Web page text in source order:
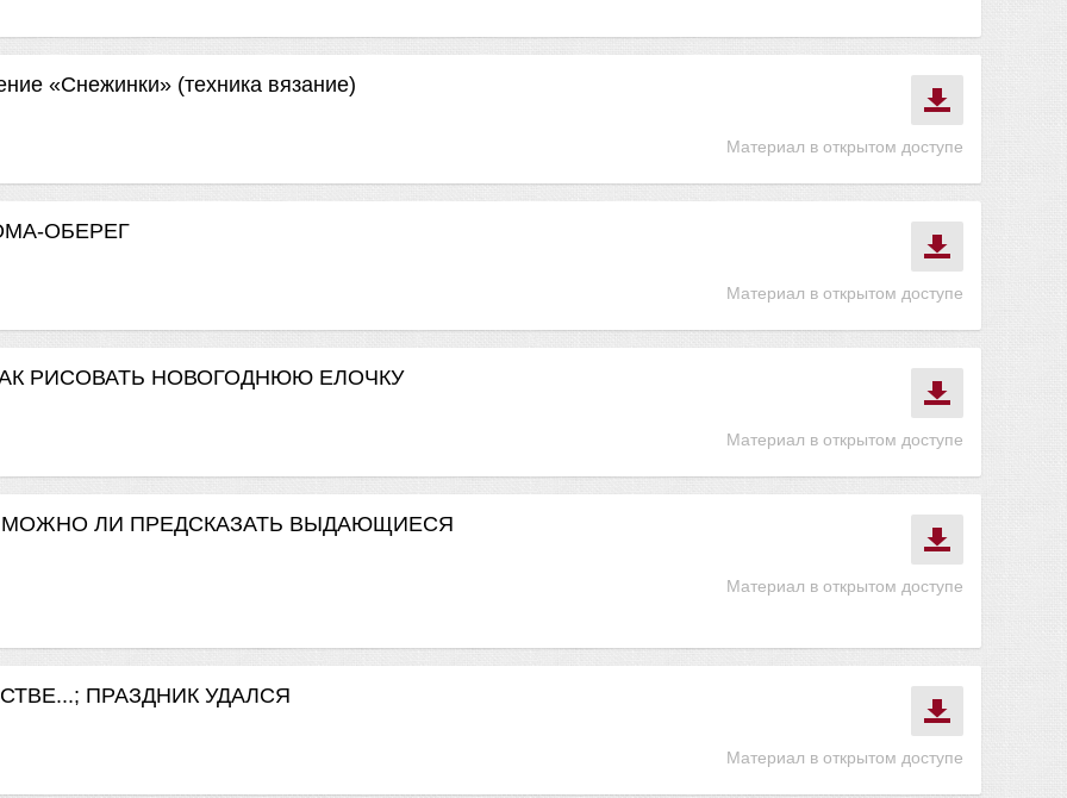
Материал в открытом доступе
«Снежинки» (техника вязание)
Материал в открытом доступе
ОБЕРЕГ
Материал в открытом доступе
РИСОВАТЬ НОВОГОДНЮЮ ЕЛОЧКУ
Материал в открытом доступе
МОЖНО ЛИ ПРЕДСКАЗАТЬ ВЫДАЮЩИЕСЯ
Материал в открытом доступе
ПРАЗДНИК УДАЛСЯ